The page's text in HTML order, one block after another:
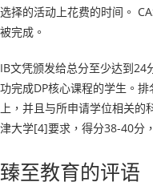
选择的活动上花费的时间。
被完成。
IB文凭颁发给总分至少达到24
功完成DP核心课程的学生。
上，并且与所申请学位相关
津大学[4]要求，得分38-40分
臻至教育的评语